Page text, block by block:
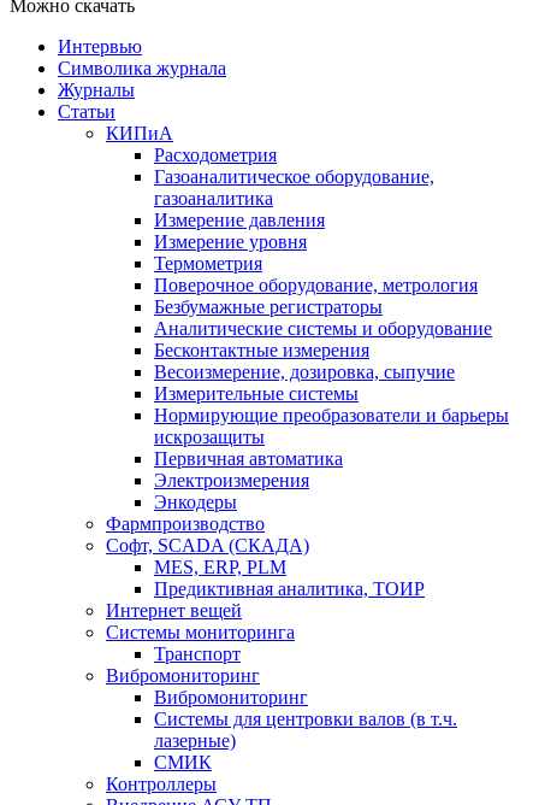
Можно скачать
Интервью
Символика журнала
Журналы
Статьи
КИПиА
Расходометрия
Газоаналитическое оборудование,
газоаналитика
Измерение давления
Измерение уровня
Термометрия
Поверочное оборудование, метрология
Безбумажные регистраторы
Аналитические системы и оборудование
Бесконтактные измерения
Весоизмерение, дозировка, сыпучие
Измерительные системы
Нормирующие преобразователи и барьеры
искрозащиты
Первичная автоматика
Электроизмерения
Энкодеры
Фармпроизводство
Софт, SCADA (СКАДА)
MES, ERP, PLM
Предиктивная аналитика, ТОИР
Интернет вещей
Системы мониторинга
Транспорт
Вибромониторинг
Вибромониторинг
Системы для центровки валов (в т.ч.
лазерные)
СМИК
Контроллеры